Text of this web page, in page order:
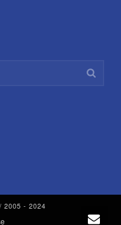
2005 - 2024